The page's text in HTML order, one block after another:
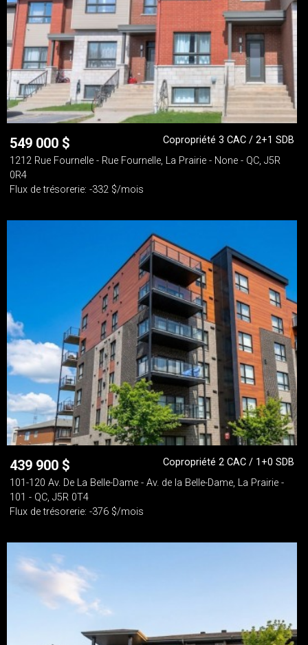
549 000 $
Copropriété 3 CAC / 2+1 SDB
1212 Rue Fournelle - Rue Fournelle, La Prairie - None - QC, J5R
0R4
Flux de trésorerie: -332 $/mois
439 900 $
Copropriété 2 CAC / 1+0 SDB
101-120 Av. De La Belle-Dame - Av. de la Belle-Dame, La Prairie -
101 - QC, J5R 0T4
Flux de trésorerie: -376 $/mois